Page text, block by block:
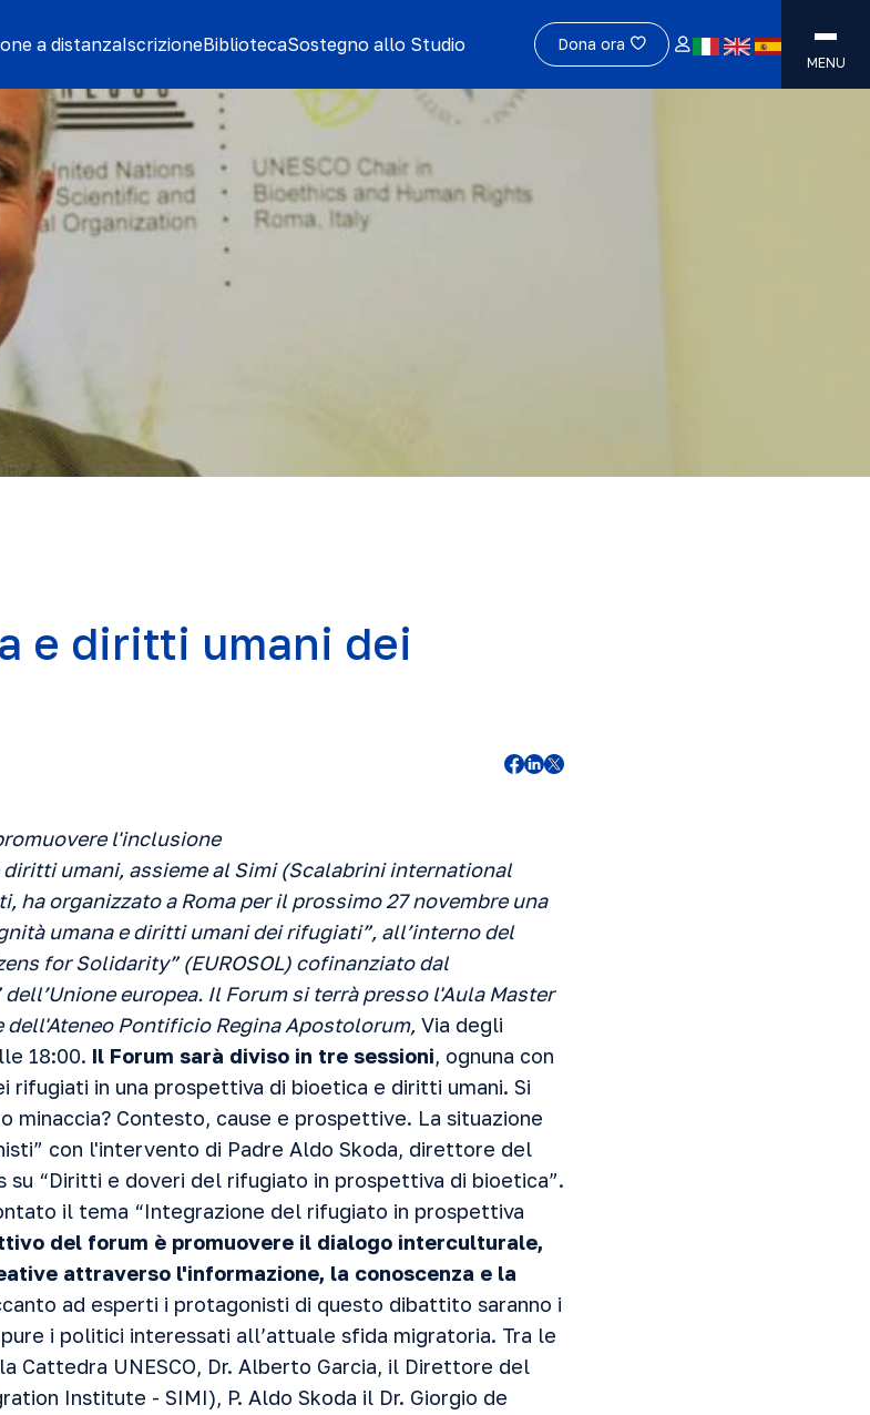
a distanzaIscrizioneBibliotecaSostegno allo Studio Dona ora
MENU
e diritti umani dei
l'inclusione
diritti umani, assieme al Simi (Scalabrini international
ha organizzato a Roma per il prossimo 27 novembre una
umana e diritti umani dei rifugiati”, all’interno del
for Solidarity” (EUROSOL) cofinanziato dal
europea. Il Forum si terrà presso l'Aula Master
dell'Ateneo Pontificio Regina Apostolorum, Via degli
18:00. Il Forum sarà diviso in tre sessioni, ognuna con
rifugiati in una prospettiva di bioetica e diritti umani. Si
minaccia? Contesto, cause e prospettive. La situazione
con l'intervento di Padre Aldo Skoda, direttore del
su “Diritti e doveri del rifugiato in prospettiva di bioetica”.
il tema “Integrazione del rifugiato in prospettiva
del forum è promuovere il dialogo interculturale,
attraverso l'informazione, la conoscenza e la
ad esperti i protagonisti di questo dibattito saranno i
i politici interessati all’attuale sfida migratoria. Tra le
Cattedra UNESCO, Dr. Alberto Garcia, il Direttore del
Institute - SIMI), P. Aldo Skoda il Dr. Giorgio de